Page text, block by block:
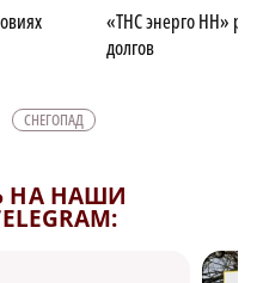
«ТНС энерго НН»
долгов
СНЕГОПАД
НА НАШИ